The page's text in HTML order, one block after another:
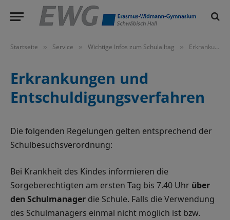
Startseite » Service » Wichtige Infos zum Schulalltag » Erkrankungen und Entschuldigungsverfahren
Erkrankungen und
Entschuldigungsverfahren
Die folgenden Regelungen gelten entsprechend der
Schulbesuchsverordnung:
Bei Krankheit des Kindes informieren die
Sorgeberechtigten am ersten Tag bis 7.40 Uhr über
den Schulmanager die Schule. Falls die Verwendung
des Schulmanagers einmal nicht möglich ist bzw.